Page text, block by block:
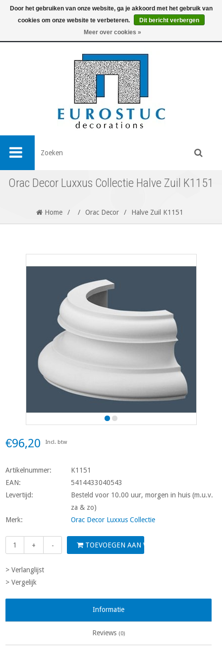
0
Orac Decor Luxxus Collectie Halve Zuil K1151
Home / / Orac Decor / Halve Zuil K1151
€96,20 Incl. btw
Artikelnummer:
K1151
EAN:
5414433040543
Levertijd:
Besteld voor 10.00 uur, morgen in huis (m.u.v.
za & zo)
Merk:
Orac Decor Luxxus Collectie
+ - TOEVOEGEN AAN WINKELWAGEN
> Verlanglijst
> Vergelijk
Informatie
Reviews (0)
Door het gebruiken van onze website, ga je akkoord met het gebruik van
cookies om onze website te verbeteren.
Dit bericht verbergen
Meer over cookies »